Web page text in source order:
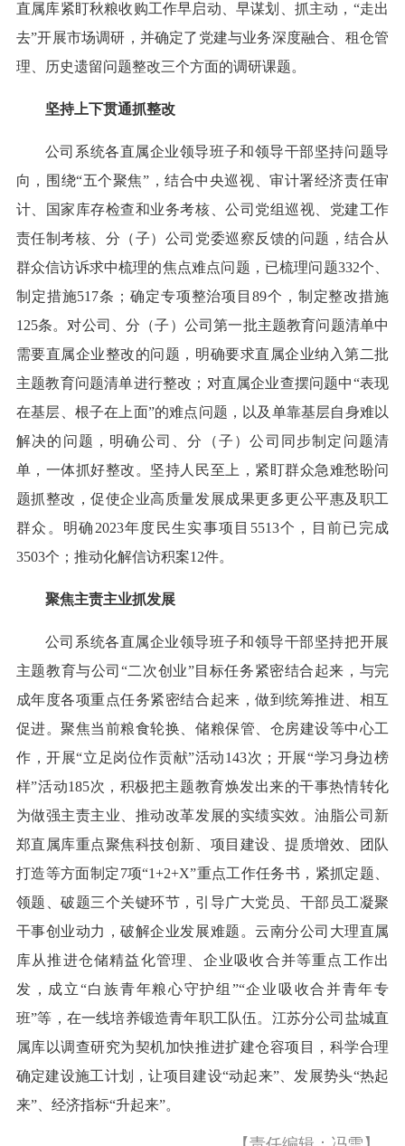
直属库紧盯秋粮收购工作早启动、早谋划、抓主动，“走出
去”开展市场调研，并确定了党建与业务深度融合、租仓管
理、历史遗留问题整改三个方面的调研课题。
坚持上下贯通抓整改
公司系统各直属企业领导班子和领导干部坚持问题导
向，围绕“五个聚焦”，结合中央巡视、审计署经济责任审
计、国家库存检查和业务考核、公司党组巡视、党建工作
责任制考核、分（子）公司党委巡察反馈的问题，结合从
群众信访诉求中梳理的焦点难点问题，已梳理问题332个、
制定措施517条；确定专项整治项目89个，制定整改措施
125条。对公司、分（子）公司第一批主题教育问题清单中
需要直属企业整改的问题，明确要求直属企业纳入第二批
主题教育问题清单进行整改；对直属企业查摆问题中“表现
在基层、根子在上面”的难点问题，以及单靠基层自身难以
解决的问题，明确公司、分（子）公司同步制定问题清
单，一体抓好整改。坚持人民至上，紧盯群众急难愁盼问
题抓整改，促使企业高质量发展成果更多更公平惠及职工
群众。明确2023年度民生实事项目5513个，目前已完成
3503个；推动化解信访积案12件。
聚焦主责主业抓发展
公司系统各直属企业领导班子和领导干部坚持把开展
主题教育与公司“二次创业”目标任务紧密结合起来，与完
成年度各项重点任务紧密结合起来，做到统筹推进、相互
促进。聚焦当前粮食轮换、储粮保管、仓房建设等中心工
作，开展“立足岗位作贡献”活动143次；开展“学习身边榜
样”活动185次，积极把主题教育焕发出来的干事热情转化
为做强主责主业、推动改革发展的实绩实效。油脂公司新
郑直属库重点聚焦科技创新、项目建设、提质增效、团队
打造等方面制定7项“1+2+X”重点工作任务书，紧抓定题、
领题、破题三个关键环节，引导广大党员、干部员工凝聚
干事创业动力，破解企业发展难题。云南分公司大理直属
库从推进仓储精益化管理、企业吸收合并等重点工作出
发，成立“白族青年粮心守护组”“企业吸收合并青年专
班”等，在一线培养锻造青年职工队伍。江苏分公司盐城直
属库以调查研究为契机加快推进扩建仓容项目，科学合理
确定建设施工计划，让项目建设“动起来”、发展势头“热起
来”、经济指标“升起来”。